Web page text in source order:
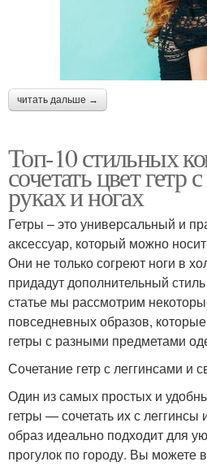
читать дальше →
Топ-10 стильных
сочетать цвет гетр
руках и ногах
Гетры – это универсальный и
аксессуар, который можно
Они не только согреют ноги в
придадут дополнительный
статье мы рассмотрим
повседневных образов,
гетры с разными предметами
Сочетание гетр с леггинсами и
Один из самых простых и
гетры — сочетать их с леггинсы
образ идеально подходит для
прогулок по городу. Вы можете